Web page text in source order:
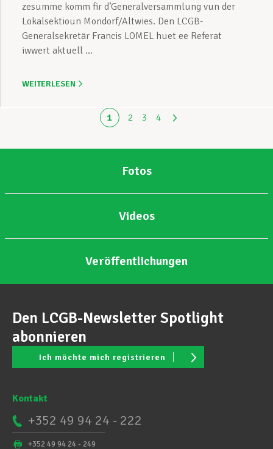
zesumme komm fir d’Generalversammlung vun der
Lokalsektioun Mondorf/Altwies. Den LCGB-
Generalsekretär Francis LOMEL huet ee Referat
iwwert aktuell ...
WEITERLESEN
1 2 3 4
Fotos
Videos
Veröffentlichungen
Den LCGB-Newsletter Spotlight
abonnieren
Ich möchte mich registrieren
Kontakt
+352 49 94 24 - 222
+352 49 94 24 - 249